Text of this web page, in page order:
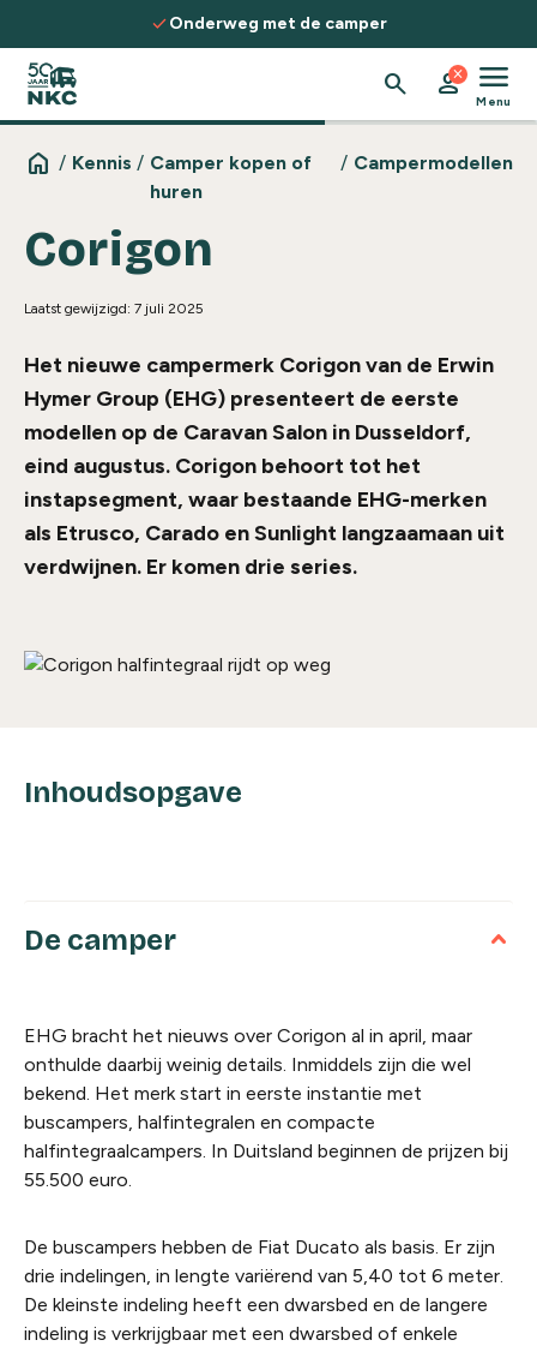
Spring naar de inhoud
checkOnderweg met de camper
search person
close menu
Menu
home / Kennis / Camper kopen of
huren
/ Campermodellen
Corigon
Laatst gewijzigd: 7 juli 2025
Het nieuwe campermerk Corigon van de Erwin
Hymer Group (EHG) presenteert de eerste
modellen op de Caravan Salon in Dusseldorf,
eind augustus. Corigon behoort tot het
instapsegment, waar bestaande EHG-merken
als Etrusco, Carado en Sunlight langzaamaan uit
verdwijnen. Er komen drie series.
Inhoudsopgave
De camper
EHG bracht het nieuws over Corigon al in april, maar
onthulde daarbij weinig details. Inmiddels zijn die wel
bekend. Het merk start in eerste instantie met
buscampers, halfintegralen en compacte
halfintegraalcampers. In Duitsland beginnen de prijzen bij
55.500 euro.
De buscampers hebben de Fiat Ducato als basis. Er zijn
drie indelingen, in lengte variërend van 5,40 tot 6 meter.
De kleinste indeling heeft een dwarsbed en de langere
indeling is verkrijgbaar met een dwarsbed of enkele